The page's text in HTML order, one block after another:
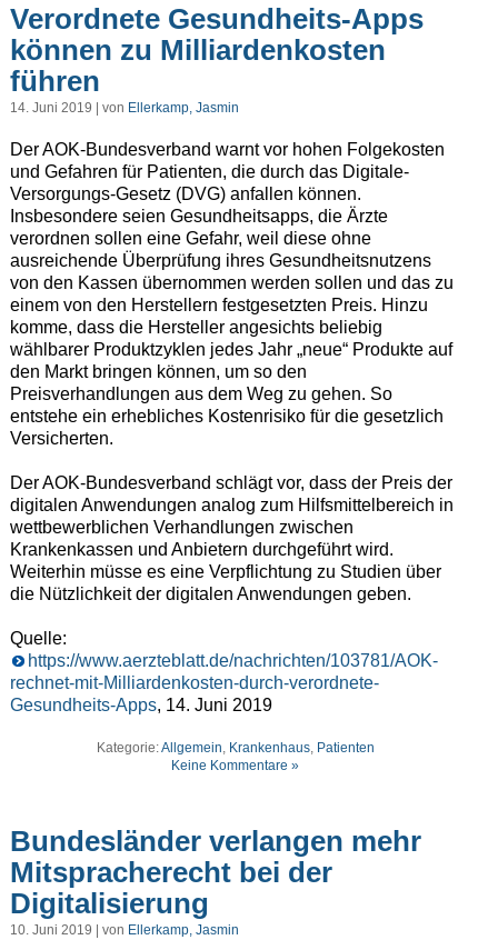
Verordnete Gesundheits-Apps
können zu Milliardenkosten
führen
14. Juni 2019 | von Ellerkamp, Jasmin
Der AOK-Bundesverband warnt vor hohen Folgekosten
und Gefahren für Patienten, die durch das Digitale-
Versorgungs-Gesetz (DVG) anfallen können.
Insbesondere seien Gesundheitsapps, die Ärzte
verordnen sollen eine Gefahr, weil diese ohne
ausreichende Überprüfung ihres Gesundheitsnutzens
von den Kassen übernommen werden sollen und das zu
einem von den Herstellern festgesetzten Preis. Hinzu
komme, dass die Hersteller angesichts beliebig
wählbarer Produktzyklen jedes Jahr „neue“ Produkte auf
den Markt bringen können, um so den
Preisverhandlungen aus dem Weg zu gehen. So
entstehe ein erhebliches Kostenrisiko für die gesetzlich
Versicherten.
Der AOK-Bundesverband schlägt vor, dass der Preis der
digitalen Anwendungen analog zum Hilfsmittelbereich in
wettbewerblichen Verhandlungen zwischen
Krankenkassen und Anbietern durchgeführt wird.
Weiterhin müsse es eine Verpflichtung zu Studien über
die Nützlichkeit der digitalen Anwendungen geben.
Quelle:
https://www.aerzteblatt.de/nachrichten/103781/AOK-
rechnet-mit-Milliardenkosten-durch-verordnete-
Gesundheits-Apps, 14. Juni 2019
Kategorie:Allgemein, Krankenhaus, Patienten
Keine Kommentare »
Bundesländer verlangen mehr
Mitspracherecht bei der
Digitalisierung
10. Juni 2019 | von Ellerkamp, Jasmin